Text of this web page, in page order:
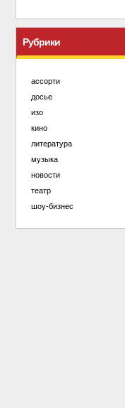
Рубрики
ассорти
досье
изо
кино
литература
музыка
новости
театр
шоу-бизнес